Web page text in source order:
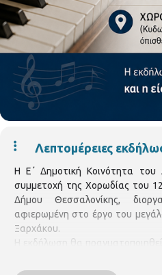
Λεπτομέρειες
Η Ε΄ Δημοτική Κοινότητα
συμμετοχή της Χορωδίας του
Δήμου Θεσσαλονίκης,
αφιερωμένη στο έργο του
Ξαρχάκου.
Η εκδήλωση θα
Θεμιστοκλή Σοφούλη 30).